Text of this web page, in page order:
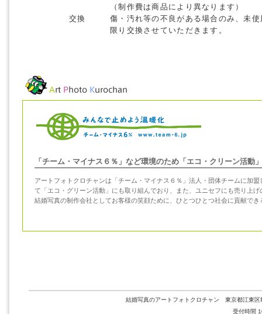
（制作費は商品により異なります）
交換
傷・汚れ等の不良がある場合のみ、未使
限り交換させていただきます。
「チーム・マイナス６％」など環境のため「エコ・クリーン活動
アートフォトクロチャンは「チーム・マイナス６％」法人・団体チームに加
て「エコ・グリーン活動」にも取り組んでおり、また、ユニセフにも売り上
結婚写真の制作会社としてお客様の笑顔ために、ひとつひとつ社会に貢献で
結婚写真のアートフォトクロチャン 東京都江東
受付時間